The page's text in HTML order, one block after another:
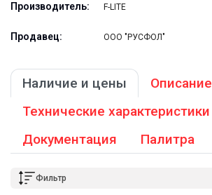
Производитель: F-LITE
Продавец: ООО "РУСФОЛ"
Наличие и цены
Описание
Технические характеристики
Документация
Палитра
Фильтр